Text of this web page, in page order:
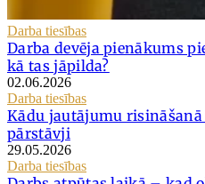
Darba tiesības
Darba devēja pienākums
kā tas jāpilda?
02.06.2026
Darba tiesības
Kādu jautājumu
pārstāvji
29.05.2026
Darba tiesības